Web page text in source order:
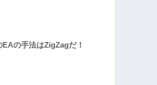
EAの手法はZigZagだ！